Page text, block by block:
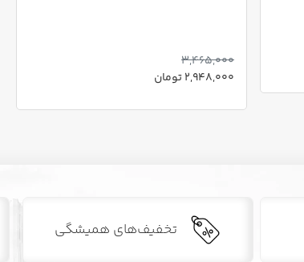
3,465,000
2,948,000 تومان
تخفیف‌های همیشگی